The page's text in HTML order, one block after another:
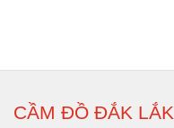
CẦM ĐỒ ĐẮK LẮK